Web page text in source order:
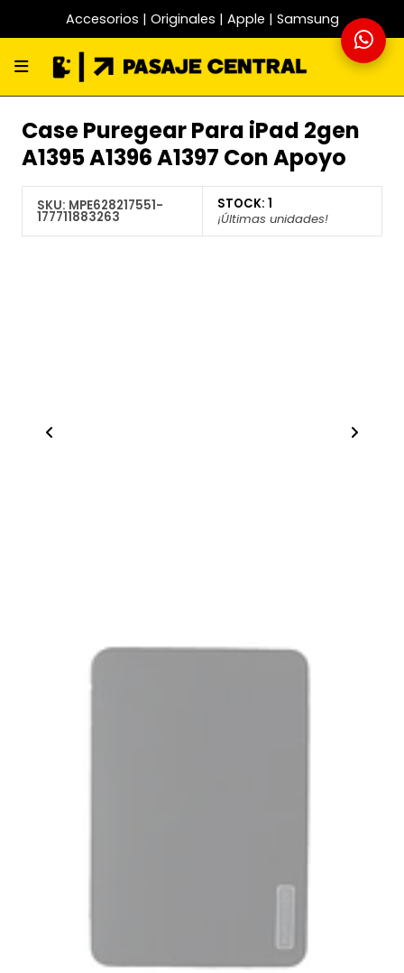
Accesorios | Originales | Apple | Samsung
Case Puregear Para iPad 2gen
A1395 A1396 A1397 Con Apoyo
SKU: MPE628217551-
177711883263
STOCK: 1
¡Últimas unidades!